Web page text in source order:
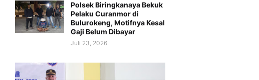
Polsek Biringkanaya Bekuk
Pelaku Curanmor di
Bulurokeng, Motifnya Kesal
Gaji Belum Dibayar
Juli 23, 2026